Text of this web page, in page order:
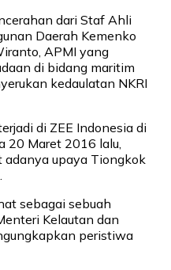
dari Staf Ahli
Daerah Kemenko
APMI yang
di bidang maritim
kedaulatan NKRI
di ZEE Indonesia di
20 Maret 2016 lalu,
adanya upaya Tiongkok
sebagai sebuah
Kelautan dan
peristiwa